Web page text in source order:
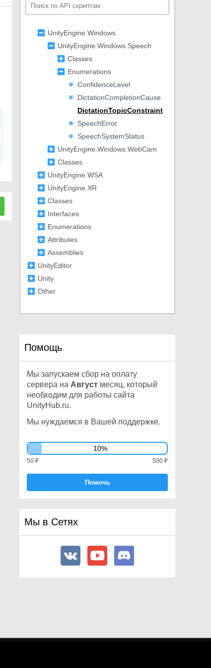
UnityEngine.VFX
UnityEngine.Windows
UnityEngine.Windows.Speech
Classes
Enumerations
ConfidenceLevel
DictationCompletionCause
DictationTopicConstraint
SpeechError
SpeechSystemStatus
UnityEngine.Windows.WebCam
Classes
UnityEngine.WSA
UnityEngine.XR
Classes
Interfaces
Enumerations
Attributes
Assemblies
UnityEditor
Unity
Other
Помощь
Мы запускаем сбор на оплату
сервера на Август месяц, который
необходим для работы сайта
UnityHub.ru.
Мы нуждаемся в Вашей поддержке.
10%
500 ₽
50 ₽
Помочь
Мы в Сетях